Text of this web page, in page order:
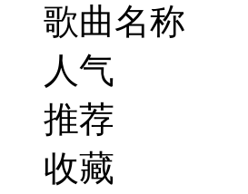
歌曲名称
人气
推荐
收藏